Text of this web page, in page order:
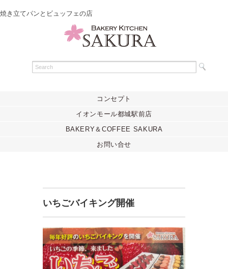
焼き立てパンとビュッフェの店
コンセプト
イオンモール都城駅前店
BAKERY＆COFFEE SAKURA
お問い合せ
いちごバイキング開催